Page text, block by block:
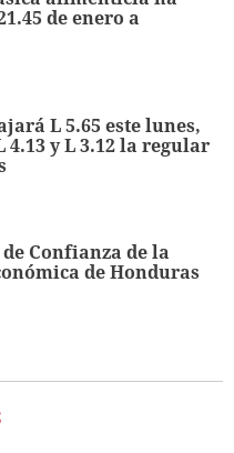
de enero a
L 5.65 este lunes,
y L 3.12 la regular
Confianza de la
de Honduras